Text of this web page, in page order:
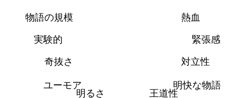
熱血
緊張感
対立性
明快な物語
王道性
明るさ
ユーモア
奇抜さ
実験的
物語の規模